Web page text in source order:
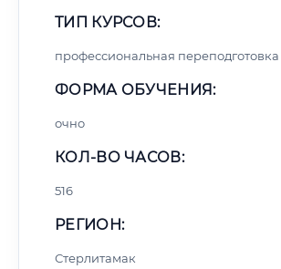
ТИП КУРСОВ:
профессиональная переподготовка
ФОРМА ОБУЧЕНИЯ:
очно
КОЛ-ВО ЧАСОВ:
516
РЕГИОН:
Стерлитамак